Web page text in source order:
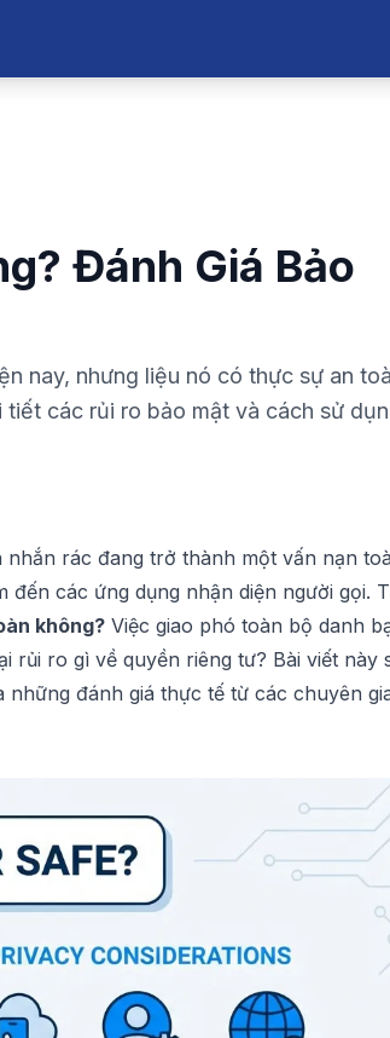
Đánh Giá Bảo
nay, nhưng liệu nó có thực sự an
các rủi ro bảo mật và cách sử
rác đang trở thành một vấn nạn
các ứng dụng nhận diện người gọi.
không? Việc giao phó toàn bộ danh
rủi ro gì về quyền riêng tư? Bài viết này
đánh giá thực tế từ các chuyên